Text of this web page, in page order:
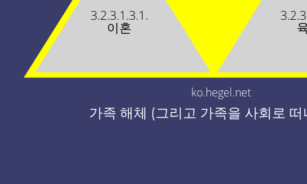
3.2.3.1.3.1.
이혼
ko.hegel.net
가족 해체 (그리고 가족을 사회로 떠